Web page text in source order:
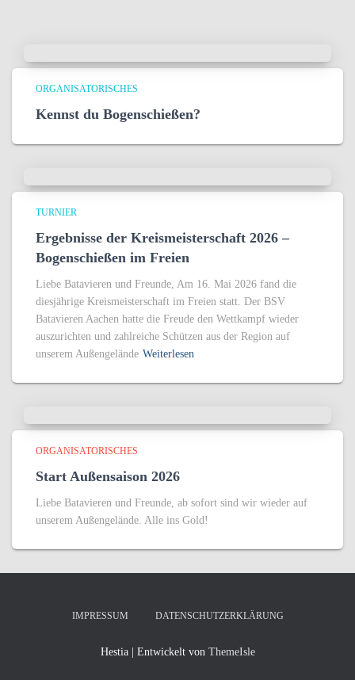
ORGANISATORISCHES
Kennst du Bogenschießen?
TURNIER
Ergebnisse der Kreismeisterschaft 2026 –
Bogenschießen im Freien
Liebe Batavieren und Freunde, Am 16. Mai 2026 fand die
diesjährige Kreismeisterschaft im Freien statt. Der BSV
Batavieren Aachen hatte die Freude den Wettkampf wieder
auszurichten und zahlreiche Schützen aus der Region auf
unserem Außengelände Weiterlesen
ORGANISATORISCHES
Start Außensaison 2026
Liebe Batavieren und Freunde, ab sofort sind wir wieder auf
unserem Außengelände. Alle ins Gold!
IMPRESSUM DATENSCHUTZERKLÄRUNG
Hestia | Entwickelt von ThemeIsle